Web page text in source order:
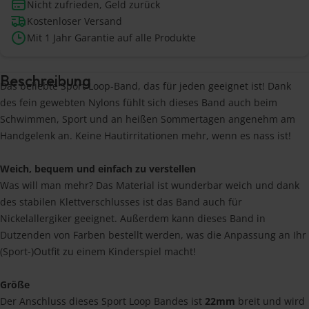
Nicht zufrieden, Geld zurück
Kostenloser Versand
Mit 1 Jahr Garantie auf alle Produkte
Beschreibung
Das beliebte Sport Loop-Band, das für jeden geeignet ist! Dank
des fein gewebten Nylons fühlt sich dieses Band auch beim
Schwimmen, Sport und an heißen Sommertagen angenehm am
Handgelenk an. Keine Hautirritationen mehr, wenn es nass ist!
Weich, bequem und einfach zu verstellen
Was will man mehr? Das Material ist wunderbar weich und dank
des stabilen Klettverschlusses ist das Band auch für
Nickelallergiker geeignet. Außerdem kann dieses Band in
Dutzenden von Farben bestellt werden, was die Anpassung an Ihr
(Sport-)Outfit zu einem Kinderspiel macht!
Größe
Der Anschluss dieses Sport Loop Bandes ist 22mm breit und wird